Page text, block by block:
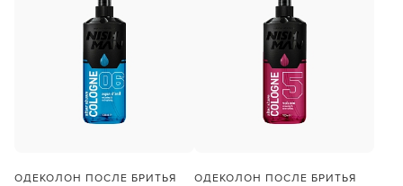
ОДЕКОЛОН ПОСЛЕ БРИТЬЯ ОДЕКОЛОН ПОСЛЕ БРИТЬЯ